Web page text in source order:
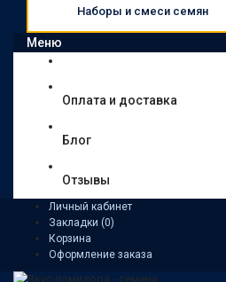
Наборы и смеси семян
Меню
Оплата и доставка
Блог
Отзывы
Личный кабинет
Закладки (0)
Корзина
Оформление заказа